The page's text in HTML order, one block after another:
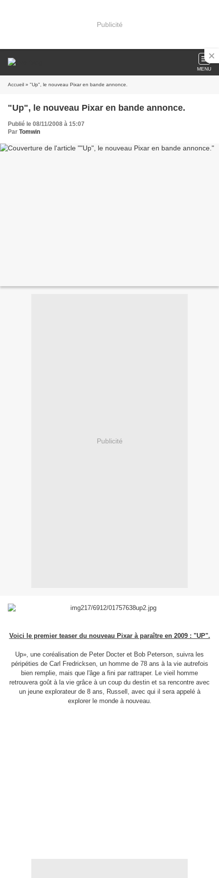
Publicité
MENU
Accueil » "Up", le nouveau Pixar en bande annonce.
"Up", le nouveau Pixar en bande annonce.
Publié le 08/11/2008 à 15:07
Par Tomwin
Publicité
Voici le premier teaser du nouveau Pixar à paraître en 2009 : "UP".
Up», une coréalisation de Peter Docter et Bob Peterson, suivra les
péripéties de Carl Fredricksen, un homme de 78 ans à la vie autrefois
bien remplie, mais que l'âge a fini par rattraper. Le vieil homme
retrouvera goût à la vie grâce à un coup du destin et sa rencontre avec
un jeune explorateur de 8 ans, Russell, avec qui il sera appelé à
explorer le monde à nouveau.